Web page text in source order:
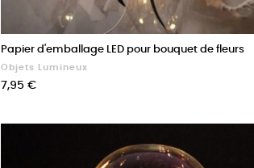
Papier d'emballage LED pour bouquet de fleurs
Objets Lumineux
Prix
7,95 €